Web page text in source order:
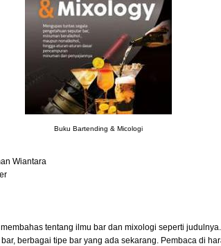
Buku Bartending & Micologi
Wiantara
tentang ilmu bar dan mixologi seperti
berbagai tipe bar yang ada sekarang. Pembaca di